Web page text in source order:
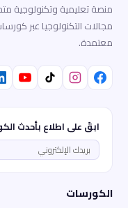
منصة تعليمية وتكنولوجية
مجالات التكنولوجيا عبر
معتمدة.
ابقَ على اطلاع بأحدث
الكورسات